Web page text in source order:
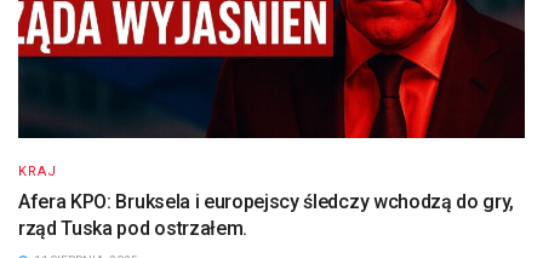
KRAJ
Afera KPO: Bruksela i europejscy śledczy wchodzą do gry,
rząd Tuska pod ostrzałem.